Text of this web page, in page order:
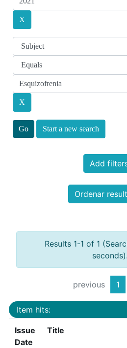
Start a new search
Add
Ordenar
Results 1-1 of 1
seconds).
previous 1
Item hits:
Issue
Date
Title